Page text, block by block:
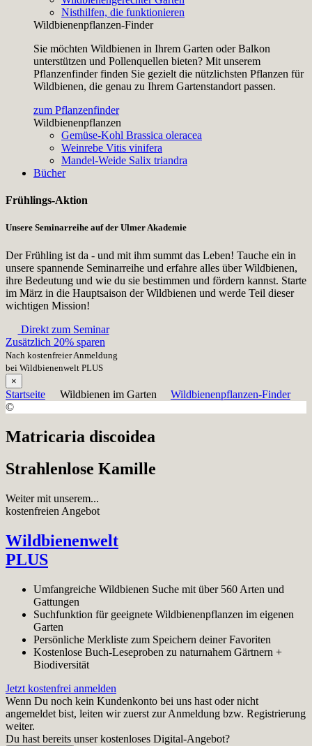
Nisthilfen, die funktionieren
Wildbienenpflanzen-Finder
Sie möchten Wildbienen in Ihrem Garten oder Balkon
unterstützen und Pollenquellen bieten? Mit unserem
Pflanzenfinder finden Sie gezielt die nützlichsten Pflanzen für
Wildbienen, die genau zu Ihrem Gartenstandort passen.
zum Pflanzenfinder
Wildbienenpflanzen
Gemüse-Kohl Brassica oleracea
Weinrebe Vitis vinifera
Mandel-Weide Salix triandra
Bücher
Frühlings-Aktion
Unsere Seminarreihe auf der Ulmer Akademie
Der Frühling ist da - und mit ihm summt das Leben! Tauche ein in
unsere spannende Seminarreihe und erfahre alles über Wildbienen,
ihre Bedeutung und wie du sie bestimmen und fördern kannst. Starte
im März in die Hauptsaison der Wildbienen und werde Teil dieser
wichtigen Mission!
Direkt zum Seminar
Zusätzlich 20% sparen
Nach kostenfreier Anmeldung
bei Wildbienenwelt PLUS
×
Startseite Wildbienen im Garten
Wildbienenpflanzen-Finder
©
Matricaria discoidea
Strahlenlose Kamille
Weiter mit unserem...
kostenfreien Angebot
Wildbienenwelt
PLUS
Umfangreiche Wildbienen Suche mit über 560 Arten und
Gattungen
Suchfunktion für geeignete Wildbienenpflanzen im eigenen
Garten
Persönliche Merkliste zum Speichern deiner Favoriten
Kostenlose Buch-Leseproben zu naturnahem Gärtnern +
Biodiversität
Jetzt kostenfrei anmelden
Wenn Du noch kein Kundenkonto bei uns hast oder nicht
angemeldet bist, leiten wir zuerst zur Anmeldung bzw. Registrierung
weiter.
Du hast bereits unser kostenloses Digital-Angebot?